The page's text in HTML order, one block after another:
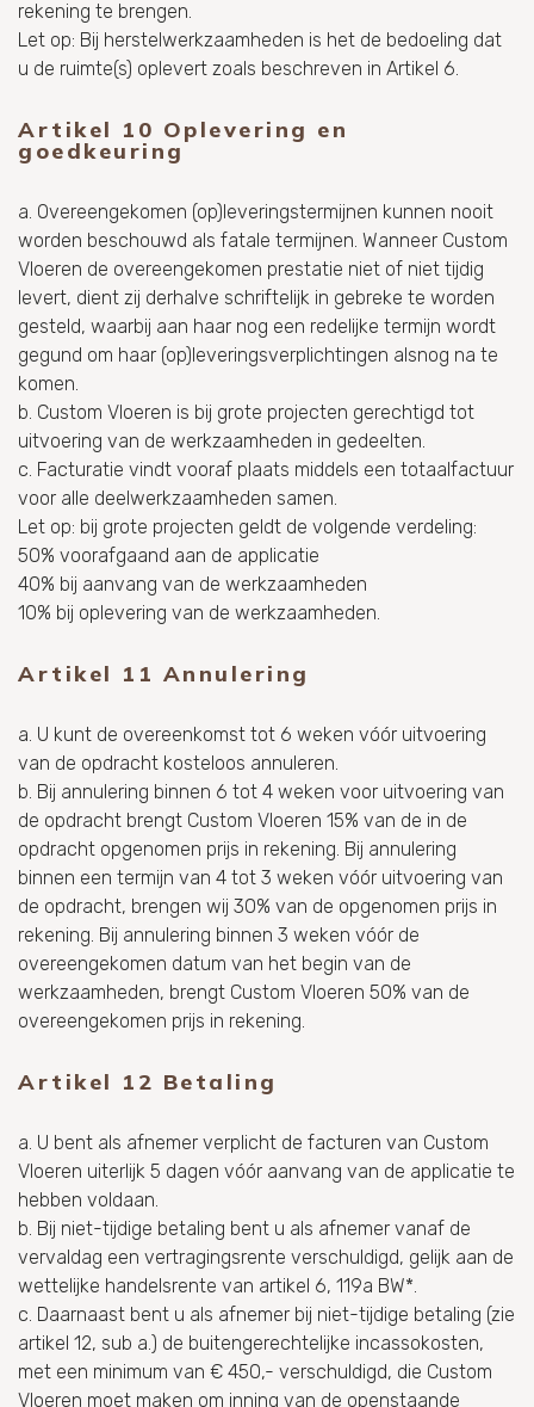
rekening te brengen.
Let op: Bij herstelwerkzaamheden is het de bedoeling dat
u de ruimte(s) oplevert zoals beschreven in Artikel 6.
Artikel 10 Oplevering en
goedkeuring
a. Overeengekomen (op)leveringstermijnen kunnen nooit
worden beschouwd als fatale termijnen. Wanneer Custom
Vloeren de overeengekomen prestatie niet of niet tijdig
levert, dient zij derhalve schriftelijk in gebreke te worden
gesteld, waarbij aan haar nog een redelijke termijn wordt
gegund om haar (op)leveringsverplichtingen alsnog na te
komen.
b. Custom Vloeren is bij grote projecten gerechtigd tot
uitvoering van de werkzaamheden in gedeelten.
c. Facturatie vindt vooraf plaats middels een totaalfactuur
voor alle deelwerkzaamheden samen.
Let op: bij grote projecten geldt de volgende verdeling:
50% voorafgaand aan de applicatie
40% bij aanvang van de werkzaamheden
10% bij oplevering van de werkzaamheden.
Artikel 11 Annulering
a. U kunt de overeenkomst tot 6 weken vóór uitvoering
van de opdracht kosteloos annuleren.
b. Bij annulering binnen 6 tot 4 weken voor uitvoering van
de opdracht brengt Custom Vloeren 15% van de in de
opdracht opgenomen prijs in rekening. Bij annulering
binnen een termijn van 4 tot 3 weken vóór uitvoering van
de opdracht, brengen wij 30% van de opgenomen prijs in
rekening. Bij annulering binnen 3 weken vóór de
overeengekomen datum van het begin van de
werkzaamheden, brengt Custom Vloeren 50% van de
overeengekomen prijs in rekening.
Artikel 12 Betaling
a. U bent als afnemer verplicht de facturen van Custom
Vloeren uiterlijk 5 dagen vóór aanvang van de applicatie te
hebben voldaan.
b. Bij niet-tijdige betaling bent u als afnemer vanaf de
vervaldag een vertragingsrente verschuldigd, gelijk aan de
wettelijke handelsrente van artikel 6, 119a BW*.
c. Daarnaast bent u als afnemer bij niet-tijdige betaling (zie
artikel 12, sub a.) de buitengerechtelijke incassokosten,
met een minimum van € 450,- verschuldigd, die Custom
Vloeren moet maken om inning van de openstaande